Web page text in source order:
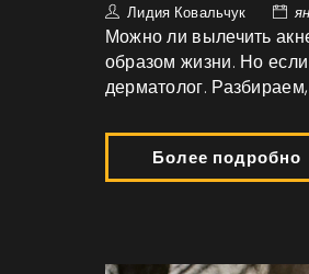
Лидия Ковальчук
Можно ли вылечить
образом жизни. Но
дерматолог.
Более подробно